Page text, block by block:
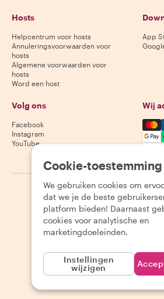
Hosts
Helpcentrum voor hosts
Annuleringsvoorwaarden voor
hosts
Algemene voorwaarden voor
hosts
Word een host
App
Volg ons
Facebook
Instagram
YouTube
Wij
2026 Withlocals.com Privacybeleid
Cookie-toestemming
We gebruiken cookies om
dat we je de beste
platform bieden! Daarnaast
cookies voor analytische en
marketingdoeleinden.
Instellingen
wijzigen